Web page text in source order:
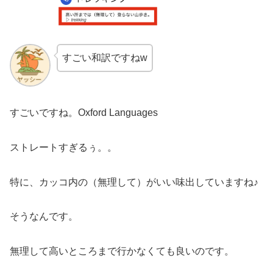
すごい和訳ですねw
すごいですね。Oxford Languages
ストレートすぎるぅ。。
特に、カッコ内の（無理して）がいい味出していますね♪
そうなんです。
無理して高いところまで行かなくても良いのです。